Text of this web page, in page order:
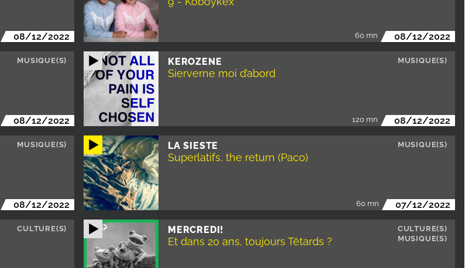
08/12/2022 60 mn 08/12/2022
MUSIQUE(S)
08/12/2022
KEROZENE
Sierverne moi d’abord
MUSIQUE(S)
120 mn 08/12/2022
MUSIQUE(S)
08/12/2022
LA SIESTE
Superlatifs, the return (Paco)
MUSIQUE(S)
60 mn 07/12/2022
CULTURE(S) MERCREDI!
Et dans 20 ans, toujours Têtards ?
CULTURE(S)
MUSIQUE(S)